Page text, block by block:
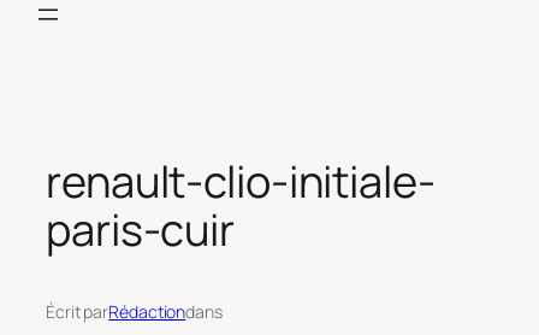
renault-clio-initiale-
paris-cuir
Écrit parRédactiondans